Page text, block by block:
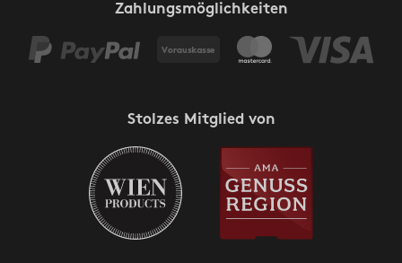
Zahlungsmöglichkeiten
Stolzes Mitglied von